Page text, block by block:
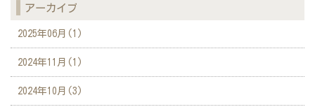
アーカイブ
2025年06月(1)
2024年11月(1)
2024年10月(3)